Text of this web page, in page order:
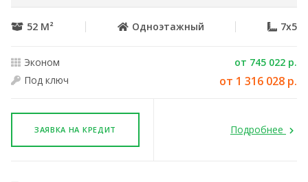
52 М² Одноэтажный 7x5
Эконом
от 745 022 р.
Под ключ
от 1 316 028 р.
ЗАЯВКА НА КРЕДИТ Подробнее